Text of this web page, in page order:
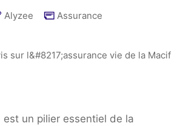
Alyzee Assurance
est un pilier essentiel de la